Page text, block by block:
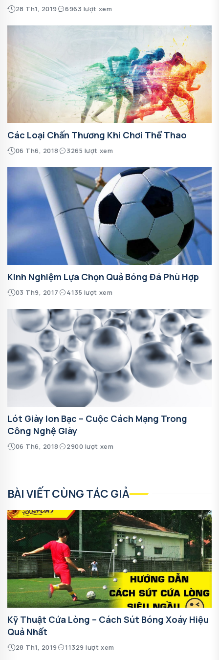
28 Th1, 2019 6963 lượt xem
Các Loại Chấn Thương Khi Chơi Thể Thao
06 Th6, 2018 3265 lượt xem
Kinh Nghiệm Lựa Chọn Quả Bóng Đá Phù Hợp
03 Th9, 2017 4135 lượt xem
Lót Giày Ion Bạc – Cuộc Cách Mạng Trong
Công Nghệ Giày
06 Th6, 2018 2900 lượt xem
BÀI VIẾT CÙNG TÁC GIẢ
Kỹ Thuật Cứa Lòng – Cách Sút Bóng Xoáy Hiệu
Quả Nhất
28 Th1, 2019 11329 lượt xem